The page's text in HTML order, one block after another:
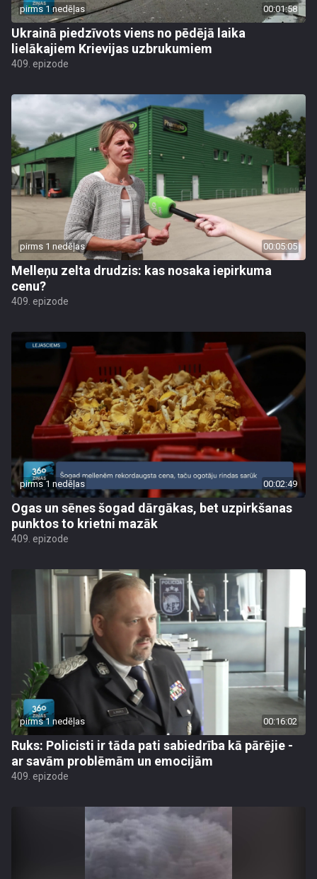
pirms 1 nedēļas 00:01:58
Ukrainā piedzīvots viens no pēdējā laika
lielākajiem Krievijas uzbrukumiem
409. epizode
pirms 1 nedēļas 00:05:05
Melleņu zelta drudzis: kas nosaka iepirkuma
cenu?
409. epizode
pirms 1 nedēļas 00:02:49
Ogas un sēnes šogad dārgākas, bet uzpirkšanas
punktos to krietni mazāk
409. epizode
pirms 1 nedēļas 00:16:02
Ruks: Policisti ir tāda pati sabiedrība kā pārējie -
ar savām problēmām un emocijām
409. epizode